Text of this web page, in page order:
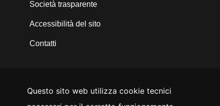
Società trasparente
Accessibilità del sito
Contatti
SEGUICI SU
Questo sito web utilizza cookie tecnici